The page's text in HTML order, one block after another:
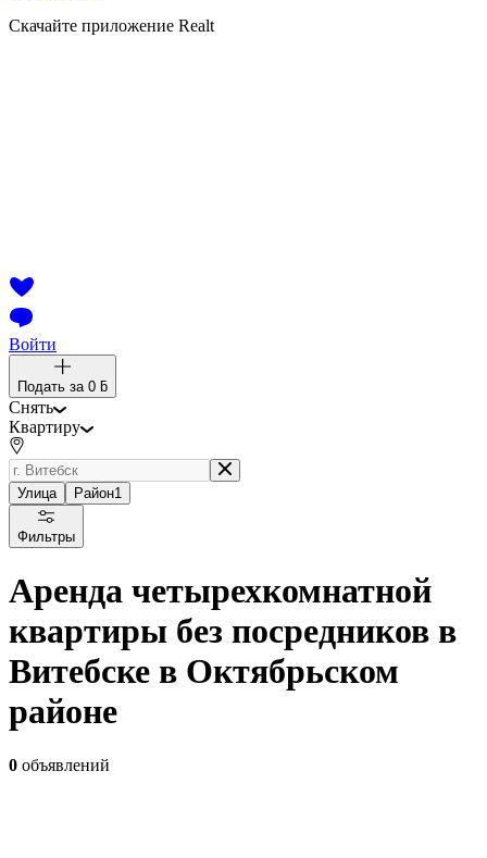
Скачайте приложение Realt
Войти
Подать за 0 ƃ
Снять
Квартиру
Улица Район1
Фильтры
Аренда четырехкомнатной
квартиры без посредников в
Витебске в Октябрьском
районе
0 объявлений